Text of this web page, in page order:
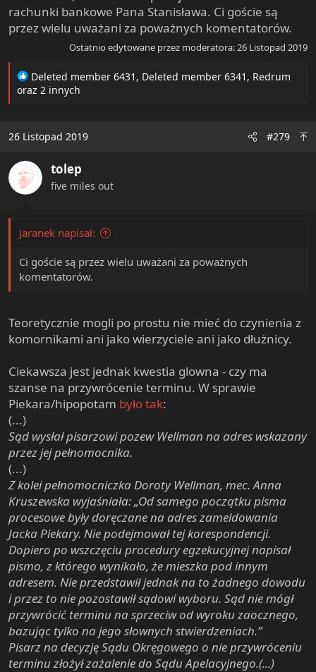
rachunki bankowe Pana Stanisława. Ci goście są
przez wielu uważani za poważnych komentatorów.
Ostatnio edytowane przez moderatora: 26 Listopad 2019
R
e
i
n
s
:
Deleted member 6431 , Deleted member 6341 , Redrum
oraz 2 innych
26 Listopad 2019 #279
tolep
five miles out
Jaranek napisał:
Ci goście są przez wielu uważani za poważnych
komentatorów.
Teoretycznie mogli po prostu nie mieć do czynienia z
komornikami ani jako wierzyciele ani jako dłużnicy.
Ciekawsza jest jednak kwestia glowna - czy ma
szanse na przywrócenie terminu. W sprawie
Piekara/hipopotam było tak:
(...)
Sąd wysłał pisarzowi pozew Wellman na adres wskazany
przez jej pełnomocnika.
(...)
Z kolei pełnomocniczka Doroty Wellman, mec. Anna
Kruszewska wyjaśniała: „Od samego początku pisma
procesowe były doręczane na adres zameldowania
Jacka Piekary. Nie podejmował tej korespondencji.
Dopiero po wszczęciu procedury egzekucyjnej napisał
pismo, z którego wynikało, że mieszka pod innym
adresem. Nie przedstawił jednak na to żadnego dowodu
i przez to nie pozostawił sądowi wyboru. Sąd nie mógł
przywrócić terminu na sprzeciw od wyroku zaocznego,
bazując tylko na jego słownych stwierdzeniach.”
Pisarz na decyzję Sądu Okręgowego o nie przywróceniu
terminu złożył zażalenie do Sądu Apelacyjnego.(...)